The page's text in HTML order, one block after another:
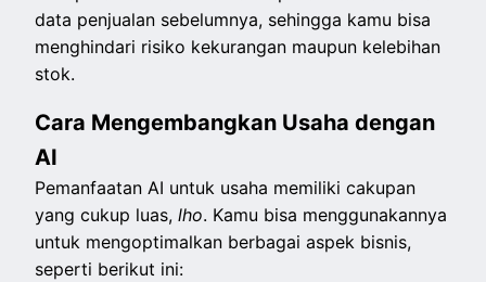
data penjualan sebelumnya, sehingga kamu bisa
menghindari risiko kekurangan maupun kelebihan
stok.
Cara Mengembangkan Usaha dengan
AI
Pemanfaatan AI untuk usaha memiliki cakupan
yang cukup luas,lho. Kamu bisa menggunakannya
untuk mengoptimalkan berbagai aspek bisnis,
seperti berikut ini: